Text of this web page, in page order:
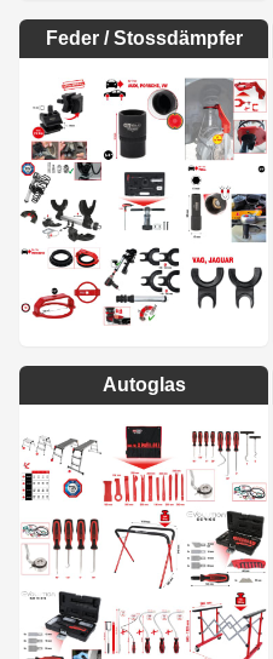
Feder / Stossdämpfer
Autoglas